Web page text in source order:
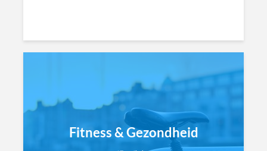
Fitness & Gezondheid